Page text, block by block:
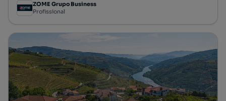
ZOME Grupo Business
Profissional